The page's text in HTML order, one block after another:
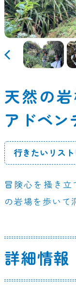
天然の
アドベン
行きたいリスト
冒険心を掻き
の岩場を歩いて
詳細情報